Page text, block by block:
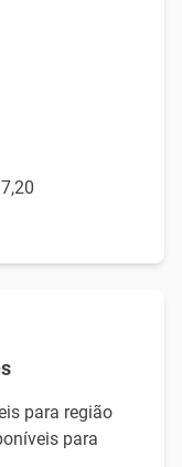
para região
para